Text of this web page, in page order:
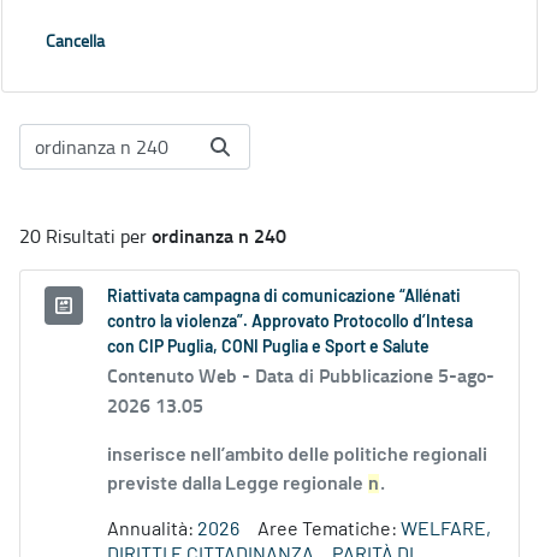
Cancella
20 Risultati perordinanza n 240
Riattivata campagna di comunicazione “Allénati
contro la violenza”. Approvato Protocollo d’Intesa
con CIP Puglia, CONI Puglia e Sport e Salute
Contenuto Web - Data di Pubblicazione 5-ago-
2026 13.05
inserisce nell’ambito delle politiche regionali
previste dalla Legge regionale n.
Annualità: 2026 Aree Tematiche: WELFARE,